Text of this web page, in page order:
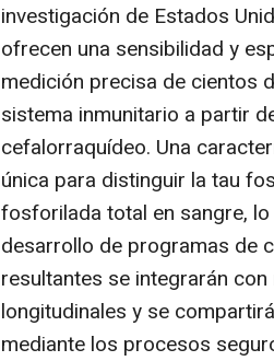
investigación de Estados
ofrecen una sensibilidad y
medición precisa de cientos
sistema inmunitario a partir
cefalorraquídeo. Una
única para distinguir la tau
fosforilada total en sangre,
desarrollo de programas de
resultantes se integrarán
longitudinales y se
mediante los procesos